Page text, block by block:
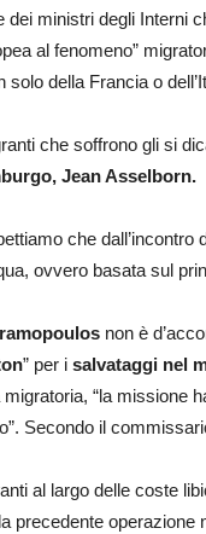
ministri degli Interni
al fenomeno”
della Francia o
che soffrono gli si
Jean Asselborn.
che dall’incontro
ovvero basata sul
non è
” per i salvataggi nel
“la missione
Secondo il
al largo delle coste
precedente operazione